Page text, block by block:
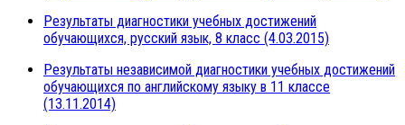
Результаты диагностики учебных достижений
обучающихся, русский язык, 8 класс (4.03.2015)
Результаты независимой диагностики учебных достижений
обучающихся по английскому языку в 11 классе
(13.11.2014)